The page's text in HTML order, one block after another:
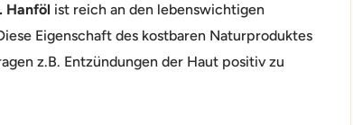
Hanföl ist reich an den lebenswichtigen
Eigenschaft des kostbaren Naturproduktes
z.B. Entzündungen der Haut positiv zu